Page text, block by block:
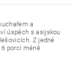
a
úspěch s asijskou
Z jedné
porcí méně